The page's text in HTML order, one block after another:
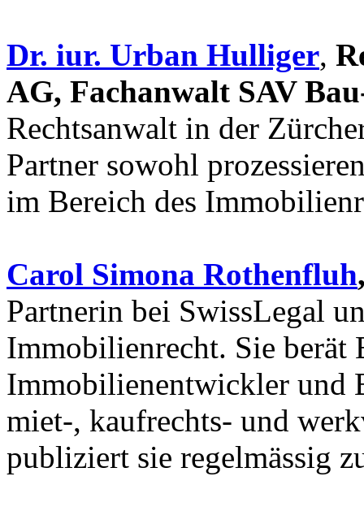
Dr. iur. Urban Hulliger,
AG, Fachanwalt SAV
Rechtsanwalt in der
Partner sowohl
im Bereich des
Carol Simona Rothenfluh
Partnerin bei SwissLegal
Immobilienrecht. Sie berät
Immobilienentwickler und
miet-, kaufrechts- und
publiziert sie regelmässig